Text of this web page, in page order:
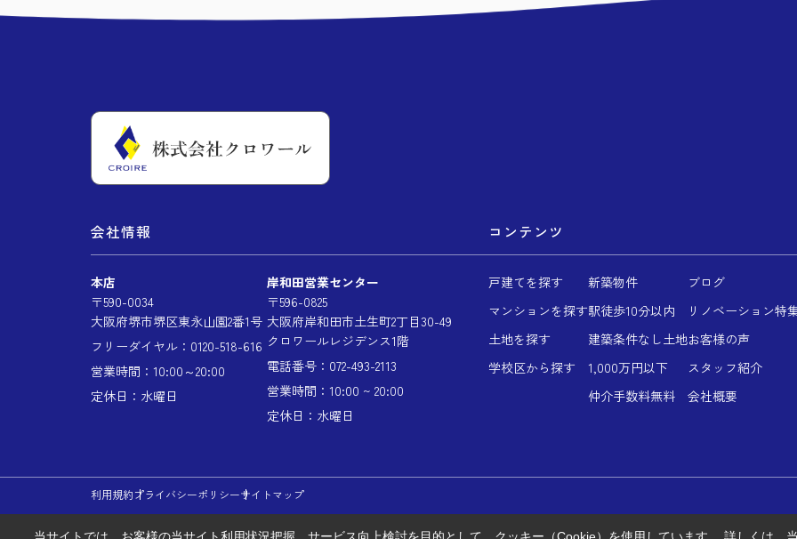
会社情報
本店
〒590-0034
大阪府堺市堺区東永山園2番1号
フリーダイヤル：0120-518-616
営業時間：10:00～20:00
定休日：水曜日
岸和田営業センター
〒596-0825
大阪府岸和田市土生町2丁目30-49
クロワールレジデンス1階
電話番号：072-493-2113
営業時間：10:00 ~ 20:00
定休日：水曜日
コンテンツ
戸建てを探す
マンションを探す
土地を探す
学校区から探す
新築物件
駅徒歩10分以内
建築条件なし土地
1,000万円以下
仲介手数料無料
ブログ
リノベーション特
お客様の声
スタッフ紹介
会社概要
利用規約プライバシーポリシーサイトマップ